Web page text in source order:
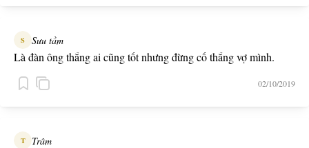
S Sưu tầm
Là đàn ông thắng ai cũng tốt nhưng đừng cố thắng vợ mình.
02/10/2019
T Trâm